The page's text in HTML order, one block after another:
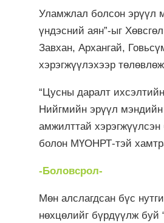
Уламжлал болсон эрүүл
үндэсний аян”-ыг
Завхан, Архангай,
хэрэгжүүлэхээр
“Цусны даралт
Нийгмийн эрүүл
амжилттай
болон МҮОНРТ-тэй
-Боловсрол-
Мөн алслагдсан бүс
нөхцөлийг бүрдүүлж буй